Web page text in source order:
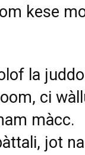
kese
la
ci
màcc.
jot